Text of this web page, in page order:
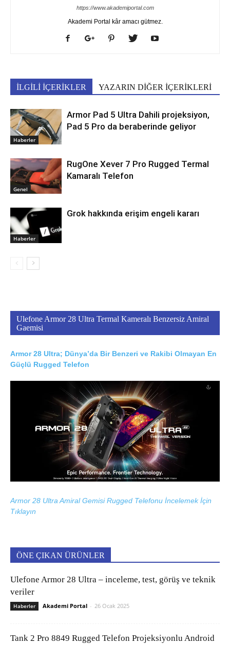
https://www.akademiportal.com
Akademi Portal kâr amacı gütmez.
İLGİLİ İÇERİKLER YAZARIN DİĞER İÇERİKLERİ
Haberler
Armor Pad 5 Ultra Dahili projeksiyon,
Pad 5 Pro da beraberinde geliyor
Genel
RugOne Xever 7 Pro Rugged Termal
Kamaralı Telefon
Haberler
Grok hakkında erişim engeli kararı
Ulefone Armor 28 Ultra Termal Kameralı Benzersiz Amiral
Gaemisi
Armor 28 Ultra; Dünya’da Bir Benzeri ve Rakibi Olmayan En
Güçlü Rugged Telefon
Armor 28 Ultra Amiral Gemisi Rugged Telefonu İncelemek İçin
Tıklayın
ÖNE ÇIKAN ÜRÜNLER
Ulefone Armor 28 Ultra – inceleme, test, görüş ve teknik
veriler
Haberler Akademi Portal - 26 Ocak 2025
Tank 2 Pro 8849 Rugged Telefon Projeksiyonlu Android